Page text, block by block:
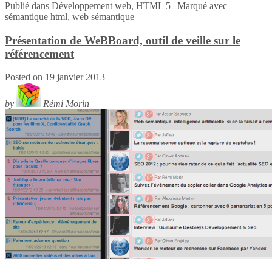
Publié dans Développement web, HTML 5 | Marqué avec
sémantique html, web sémantique
Présentation de WeBBoard, outil de veille sur le
référencement
Posted on 19 janvier 2013
by Rémi Morin